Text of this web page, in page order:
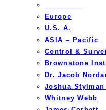
Europe
U.S. A.
ASIA – Pacific
Control &
Brownstone
Dr. Jacob
Joshua
Whitney Webb